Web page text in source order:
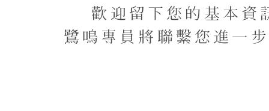
歡迎留下您的基本資
鷺鳴專員將聯繫您進一步